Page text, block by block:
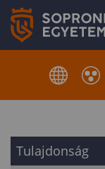
Tulajdonság